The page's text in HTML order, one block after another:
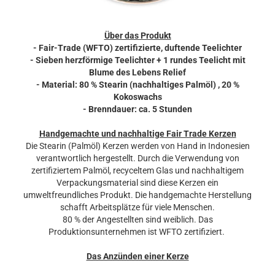
Über das Produkt
- Fair-Trade (WFTO) zertifizierte, duftende Teelichter
- Sieben herzförmige Teelichter + 1 rundes Teelicht mit
Blume des Lebens Relief
- Material: 80 % Stearin (nachhaltiges Palmöl) , 20 %
Kokoswachs
- Brenndauer: ca. 5 Stunden
Handgemachte und nachhaltige Fair Trade Kerzen
Die Stearin (Palmöl) Kerzen werden von Hand in Indonesien
verantwortlich hergestellt. Durch die Verwendung von
zertifiziertem Palmöl, recyceltem Glas und nachhaltigem
Verpackungsmaterial sind diese Kerzen ein
umweltfreundliches Produkt. Die handgemachte Herstellung
schafft Arbeitsplätze für viele Menschen.
80 % der Angestellten sind weiblich. Das
Produktionsunternehmen ist WFTO zertifiziert.
Das Anzünden einer Kerze